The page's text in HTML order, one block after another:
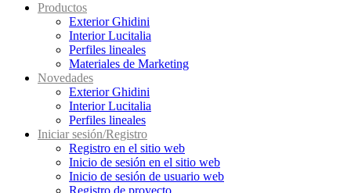
Productos
Exterior Ghidini
Interior Lucitalia
Perfiles lineales
Materiales de Marketing
Novedades
Exterior Ghidini
Interior Lucitalia
Perfiles lineales
Iniciar sesión/Registro
Registro en el sitio web
Inicio de sesión en el sitio web
Inicio de sesión de usuario web
Registro de proyecto